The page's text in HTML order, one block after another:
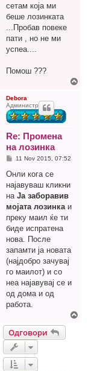
сетам која ми
беше лозинката
...Пробав повеке
пати , но не ми
успеа....
Помош ???
Debora
Администратор
Re: Промена
на лозинка
P
s
11 Nov 2015, 07:52
Онли кога се
најавуваш кликни
на Ја заборавив
мојата лозинкаи
преку маил ќе ти
биде испратена
нова. После
запамти ја новата
(најдобро зачувај
го маилот) и со
неа најавувај се и
од дома и од
работа.
Одговори